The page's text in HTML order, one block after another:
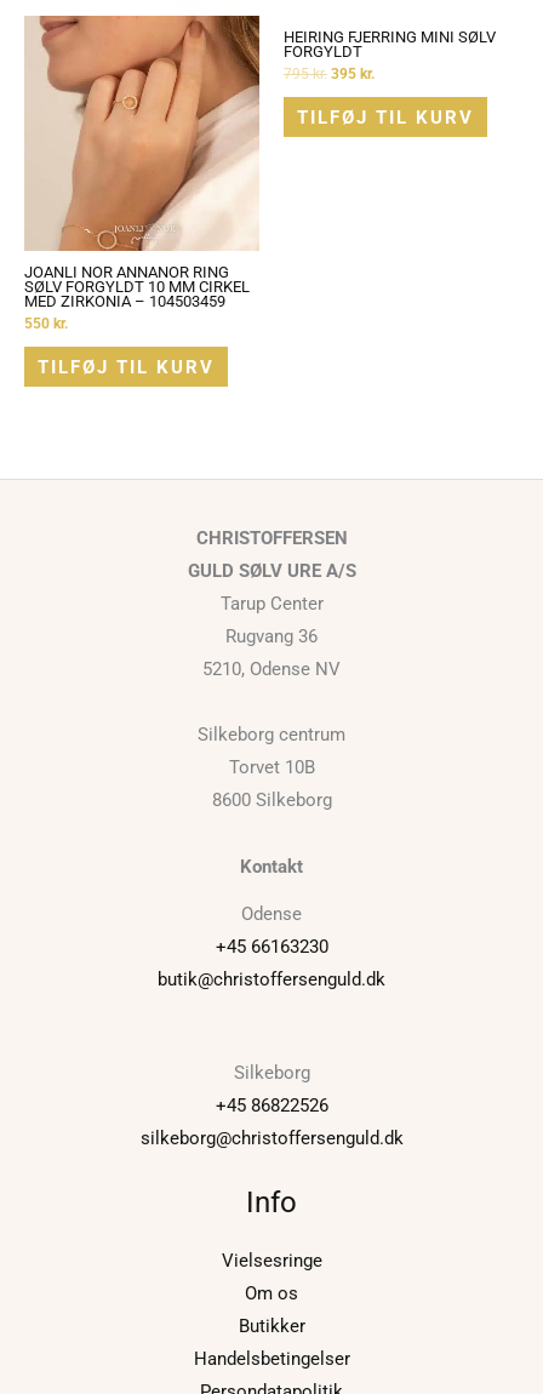
JOANLI NOR ANNANOR RING
SØLV FORGYLDT 10 MM CIRKEL
MED ZIRKONIA – 104503459
550 kr.
TILFØJ TIL KURV
HEIRING FJERRING MINI SØLV
FORGYLDT
795kr. 395 kr.
TILFØJ TIL KURV
CHRISTOFFERSEN
GULD SØLV URE A/S
Tarup Center
Rugvang 36
5210, Odense NV
Silkeborg centrum
Torvet 10B
8600 Silkeborg
Kontakt
Odense
+45 66163230
butik@christoffersenguld.dk
Silkeborg
+45 86822526
silkeborg@christoffersenguld.dk
Info
Vielsesringe
Om os
Butikker
Handelsbetingelser